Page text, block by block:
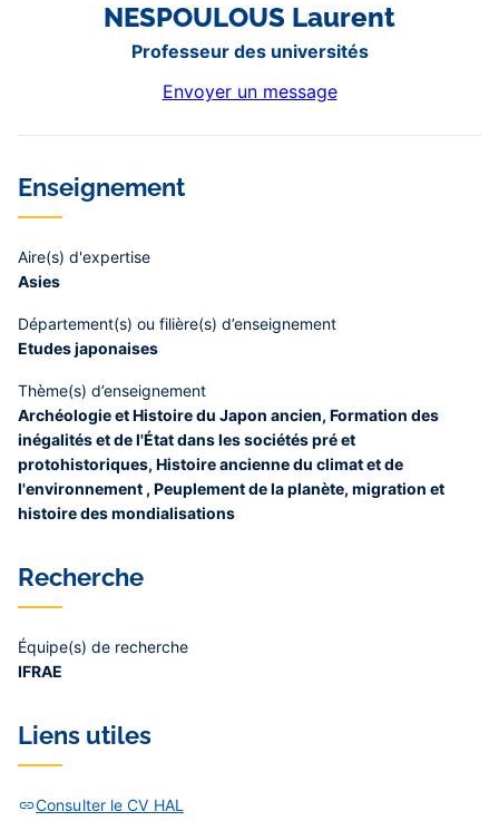
NESPOULOUS Laurent
Professeur des universités
Envoyer un message
Enseignement
Aire(s) d'expertise
Asies
Département(s) ou filière(s) d’enseignement
Etudes japonaises
Thème(s) d’enseignement
Archéologie et Histoire du Japon ancien, Formation des
inégalités et de l'État dans les sociétés pré et
protohistoriques, Histoire ancienne du climat et de
l'environnement , Peuplement de la planète, migration et
histoire des mondialisations
Recherche
Équipe(s) de recherche
IFRAE
Liens utiles
Consulter le CV HAL